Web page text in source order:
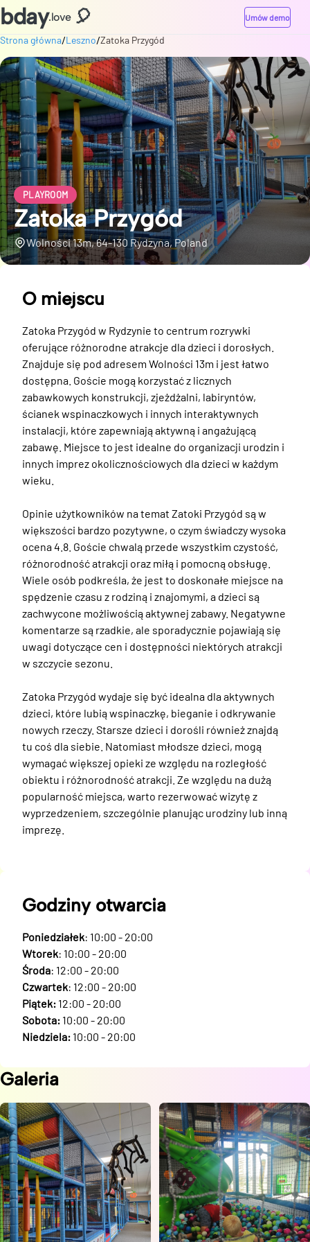
bday.love 🎈 Umów demo
Strona główna/Leszno/Zatoka Przygód
PLAYROOM
Zatoka Przygód
Wolności 13m, 64-130 Rydzyna, Poland
O miejscu
Zatoka Przygód w Rydzynie to centrum rozrywki
oferujące różnorodne atrakcje dla dzieci i dorosłych.
Znajduje się pod adresem Wolności 13m i jest łatwo
dostępna. Goście mogą korzystać z licznych
zabawkowych konstrukcji, zjeżdżalni, labiryntów,
ścianek wspinaczkowych i innych interaktywnych
instalacji, które zapewniają aktywną i angażującą
zabawę. Miejsce to jest idealne do organizacji urodzin i
innych imprez okolicznościowych dla dzieci w każdym
wieku.
Opinie użytkowników na temat Zatoki Przygód są w
większości bardzo pozytywne, o czym świadczy wysoka
ocena 4.8. Goście chwalą przede wszystkim czystość,
różnorodność atrakcji oraz miłą i pomocną obsługę.
Wiele osób podkreśla, że jest to doskonałe miejsce na
spędzenie czasu z rodziną i znajomymi, a dzieci są
zachwycone możliwością aktywnej zabawy. Negatywne
komentarze są rzadkie, ale sporadycznie pojawiają się
uwagi dotyczące cen i dostępności niektórych atrakcji
w szczycie sezonu.
Zatoka Przygód wydaje się być idealna dla aktywnych
dzieci, które lubią wspinaczkę, bieganie i odkrywanie
nowych rzeczy. Starsze dzieci i dorośli również znajdą
tu coś dla siebie. Natomiast młodsze dzieci, mogą
wymagać większej opieki ze względu na rozległość
obiektu i różnorodność atrakcji. Ze względu na dużą
popularność miejsca, warto rezerwować wizytę z
wyprzedzeniem, szczególnie planując urodziny lub inną
imprezę.
Godziny otwarcia
Poniedziałek: 10:00 - 20:00
Wtorek: 10:00 - 20:00
Środa: 12:00 - 20:00
Czwartek: 12:00 - 20:00
Piątek: 12:00 - 20:00
Sobota: 10:00 - 20:00
Niedziela: 10:00 - 20:00
Galeria